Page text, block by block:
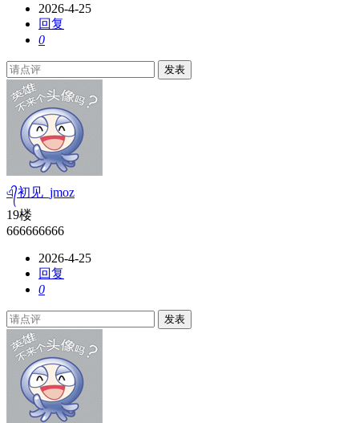
2026-4-25
回复
0
发表
এ᭄初见_jmoz
19楼
666666666
2026-4-25
回复
0
发表